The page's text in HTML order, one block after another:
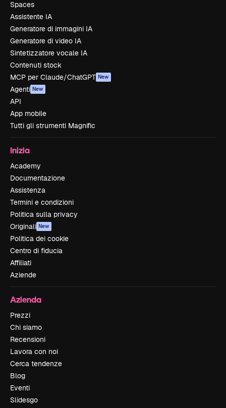
Spaces
Assistente IA
Generatore di immagini IA
Generatore di video IA
Sintetizzatore vocale IA
Contenuti stock
MCP per Claude/ChatGPT New
Agenti New
API
App mobile
Tutti gli strumenti Magnific
Inizia
Academy
Documentazione
Assistenza
Termini e condizioni
Politica sulla privacy
Originali New
Politica dei cookie
Centro di fiducia
Affiliati
Aziende
Azienda
Prezzi
Chi siamo
Recensioni
Lavora con noi
Cerca tendenze
Blog
Eventi
Slidesgo